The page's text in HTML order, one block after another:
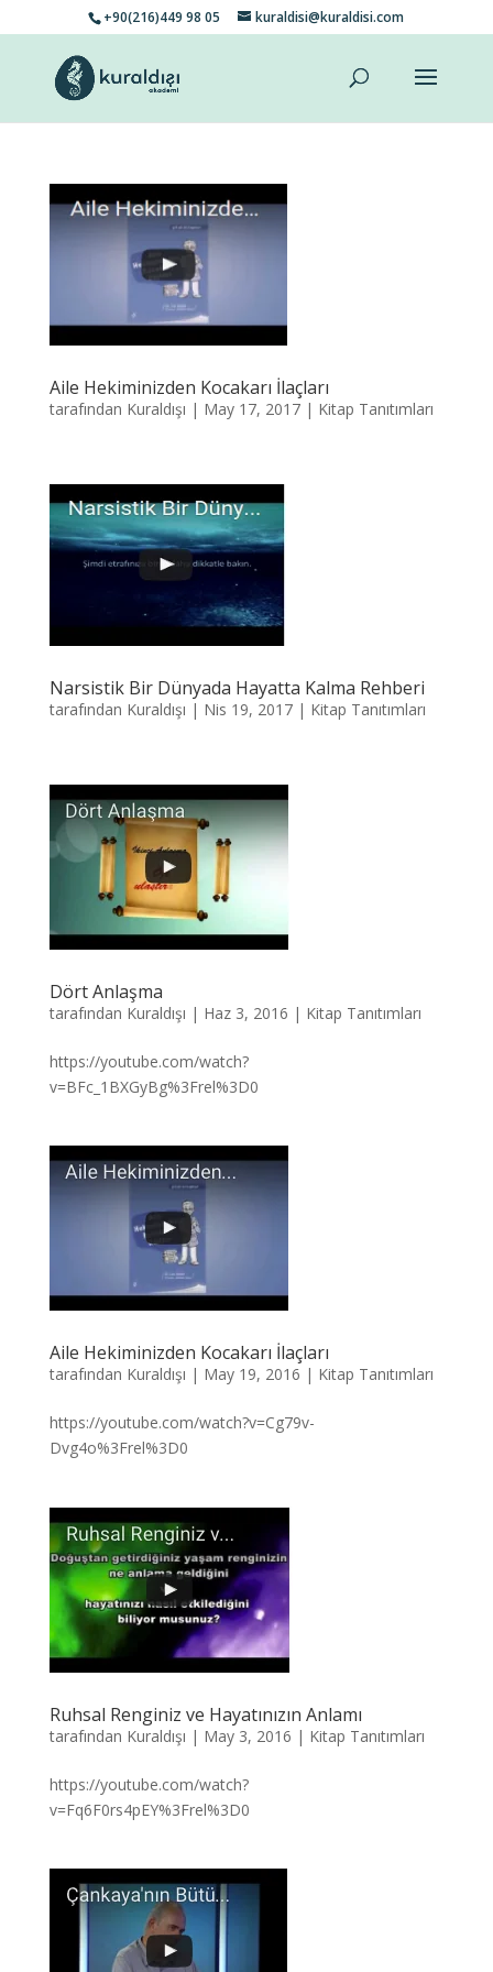
+90(216)449 98 05 kuraldisi@kuraldisi.com
Aile Hekiminizden Kocakarı İlaçları
tarafından Kuraldışı | May 17, 2017| Kitap Tanıtımları
Narsistik Bir Dünyada Hayatta Kalma Rehberi
tarafından Kuraldışı | Nis 19, 2017| Kitap Tanıtımları
Dört Anlaşma
tarafından Kuraldışı | Haz 3, 2016 | Kitap Tanıtımları
https://youtube.com/watch?
v=BFc_1BXGyBg%3Frel%3D0
Aile Hekiminizden Kocakarı İlaçları
tarafından Kuraldışı | May 19, 2016 | Kitap Tanıtımları
https://youtube.com/watch?v=Cg79v-
Dvg4o%3Frel%3D0
Ruhsal Renginiz ve Hayatınızın Anlamı
tarafından Kuraldışı | May 3, 2016 | Kitap Tanıtımları
https://youtube.com/watch?
v=Fq6F0rs4pEY%3Frel%3D0